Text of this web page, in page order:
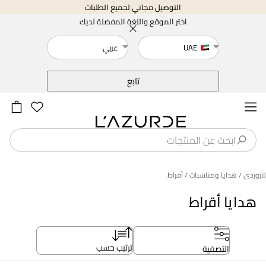
التوصيل مجاني لجميع الطلبات
اختر الموقع واللغة المفضلة لديك
UAE
عربي
تابع
هدايا أقراط
لازوردى/ هدايا ومناسبات/ أقراط
التصفية ترتيب حسب